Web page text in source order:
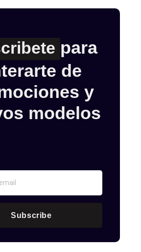
para
de
y
modelos
Subscribe